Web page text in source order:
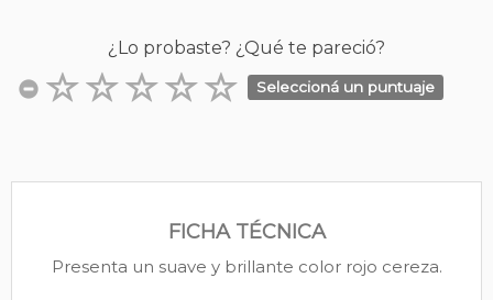
¿Lo probaste? ¿Qué te pareció?
Seleccioná un puntuaje
FICHA TÉCNICA
Presenta un suave y brillante color rojo cereza.